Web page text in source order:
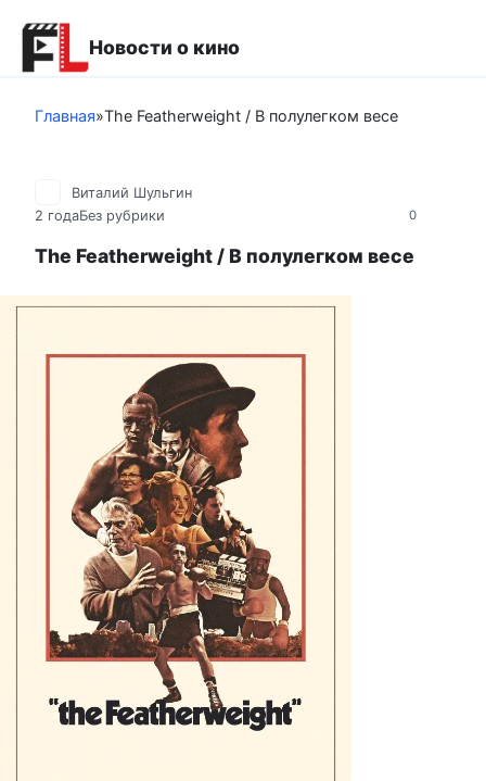
контенту
Новости о кино
Главная»The Featherweight / В полулегком весе
0
Виталий Шульгин
2 годаБез рубрики
The Featherweight / В полулегком весе